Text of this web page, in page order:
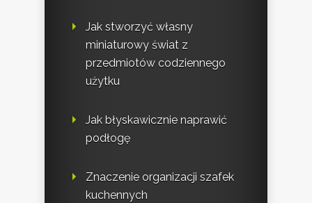
Jak stworzyć własny
miniaturowy świat z
przedmiotów codziennego
użytku
Jak błyskawicznie naprawić
podłogę
Znaczenie organizacji szafek
kuchennych